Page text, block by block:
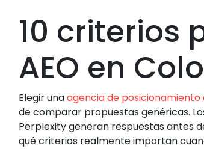
10 criterios
AEO en
Elegir unaagencia de
de comparar propuestas genéricas.
Perplexity generan respuestas antes
qué criterios realmente importan